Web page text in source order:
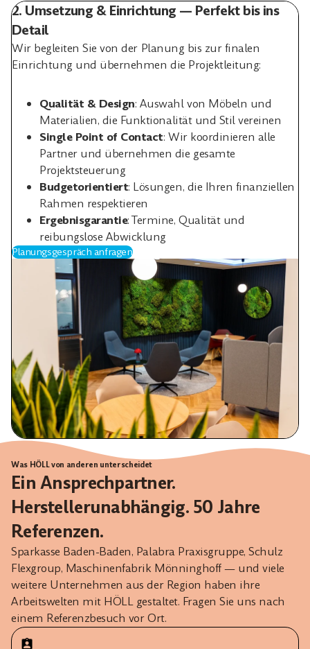
2. Umsetzung & Einrichtung — Perfekt bis ins
Detail
Wir begleiten Sie von der Planung bis zur finalen
Einrichtung und übernehmen die Projektleitung:
Qualität & Design: Auswahl von Möbeln und
Materialien, die Funktionalität und Stil vereinen
Single Point of Contact: Wir koordinieren alle
Partner und übernehmen die gesamte
Projektsteuerung
Budgetorientiert: Lösungen, die Ihren finanziellen
Rahmen respektieren
Ergebnisgarantie: Termine, Qualität und
reibungslose Abwicklung
Planungsgespräch anfragen
Was HÖLL von anderen unterscheidet
Ein Ansprechpartner.
Herstellerunabhängig. 50 Jahre
Referenzen.
Sparkasse Baden-Baden, Palabra Praxisgruppe, Schulz
Flexgroup, Maschinenfabrik Mönninghoff — und viele
weitere Unternehmen aus der Region haben ihre
Arbeitswelten mit HÖLL gestaltet. Fragen Sie uns nach
einem Referenzbesuch vor Ort.